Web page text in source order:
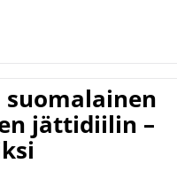
suomalainen
jättidiilin –